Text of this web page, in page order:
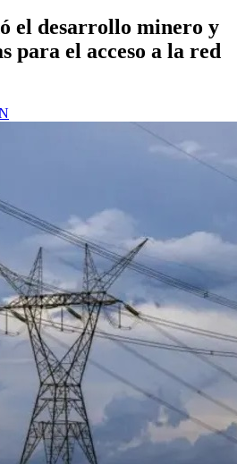
el desarrollo minero y
para el acceso a la red